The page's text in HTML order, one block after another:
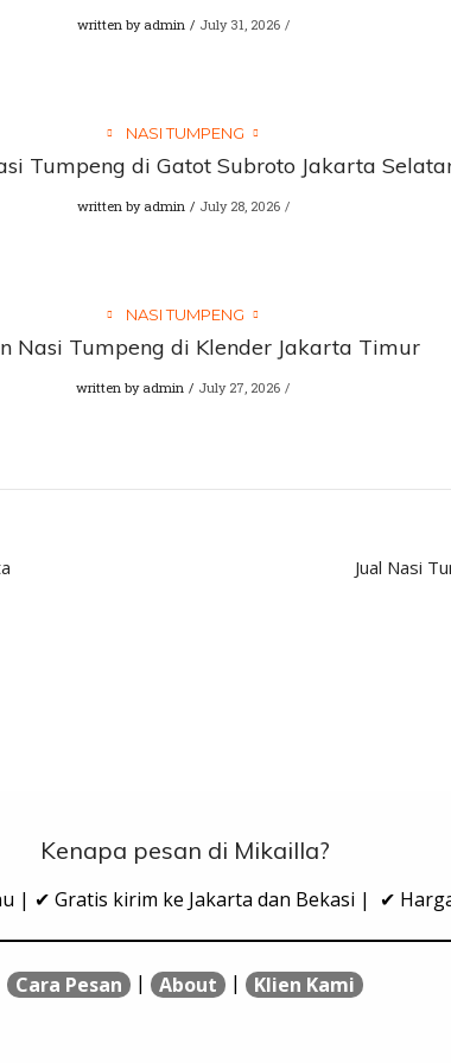
written by admin July 31, 2026
NASI TUMPENG
Tumpeng di Gatot Subroto Jakarta
written by admin July 28, 2026
NASI TUMPENG
Nasi Tumpeng di Klender Jakarta Timur
written by admin July 27, 2026
Jual Nasi
Kenapa pesan di Mikailla?
| ✔ Gratis kirim ke Jakarta dan Bekasi | ✔
Cara Pesan | About | Klien Kami